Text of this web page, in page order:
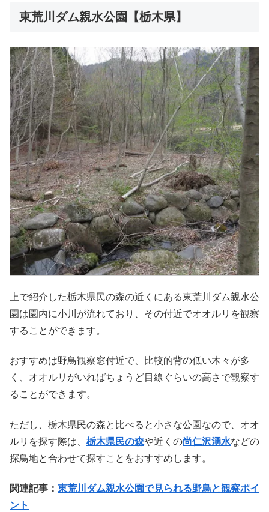
東荒川ダム親水公園【栃木県】
上で紹介した栃木県民の森の近くにある東荒川ダム親水公
園は園内に小川が流れており、その付近でオオルリを観察
することができます。
おすすめは野鳥観察窓付近で、比較的背の低い木々が多
く、オオルリがいればちょうど目線ぐらいの高さで観察す
ることができます。
ただし、栃木県民の森と比べると小さな公園なので、オオ
ルリを探す際は、 栃木県民の森や近くの尚仁沢湧水などの
探鳥地と合わせて探すことをおすすめします。
関連記事： 東荒川ダム親水公園で見られる野鳥と観察ポイ
ント